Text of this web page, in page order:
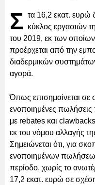
Σ τα 16,2 εκατ. ευρώ
κύκλος εργασιών
του 2019, εκ των
προέρχεται από την
διαδερμικών
αγορά.
Όπως επισημαίνεται σε
ενοποιημένες
με rebates και
εκ του νόμου αλλαγής
Σημειώνεται ότι, για
ενοποιημένων
περίοδο, χωρίς το
17,2 εκατ. ευρώ σε